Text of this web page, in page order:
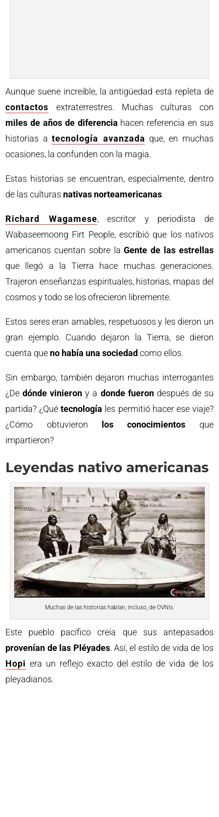
Aunque suene increíble, la antigüedad está repleta de
contactos extraterrestres. Muchas culturas con
miles de años de diferencia hacen referencia en sus
historias atecnología avanzada que, en muchas
ocasiones, la confunden con la magia.
Estas historias se encuentran, especialmente, dentro
de las culturas nativas norteamericanas.
Richard Wagamese, escritor y periodista de
Wabaseemoong Firt People, escribió que los nativos
americanos cuentan sobre laGente de las estrellas
que llegó a la Tierra hace muchas generaciones.
Trajeron enseñanzas espirituales, historias, mapas del
cosmos y todo se los ofrecieron libremente.
Estos seres eran amables, respetuosos y les dieron un
gran ejemplo. Cuando dejaron la Tierra, se dieron
cuenta que no había una sociedad como ellos.
Sin embargo, también dejaron muchas interrogantes
¿Dedónde vinieron y a donde fuerondespués de su
partida? ¿Quétecnología les permitió hacer ese viaje?
¿Cómo obtuvieron
los conocimientos que
impartieron?
Leyendas nativo americanas
Muchas de las historias hablan, incluso, de OVNIs.
Este pueblo pacífico creía que sus antepasados
provenían de las Pléyades. Así, el estilo de vida de los
Hopi era un reflejo exacto del estilo de vida de los
pleyadianos.